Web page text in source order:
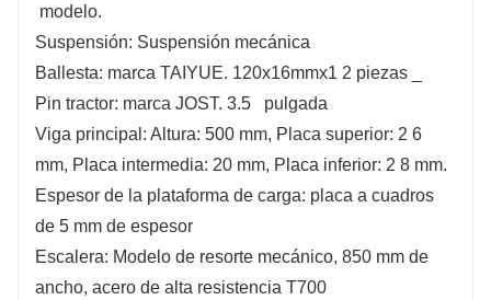
modelo.
Suspensión: Suspensión mecánica
Ballesta: marca TAIYUE. 120x16mmx1 2 piezas
Pin tractor: marca JOST. 3.5
pulgada
Viga principal: Altura: 500 mm, Placa superior: 2 6
mm, Placa intermedia: 20 mm, Placa inferior: 2 8 mm.
Espesor de la plataforma de carga: placa a cuadros
de 5 mm de espesor
Escalera: Modelo de resorte mecánico, 850 mm de
ancho, acero de alta resistencia T700